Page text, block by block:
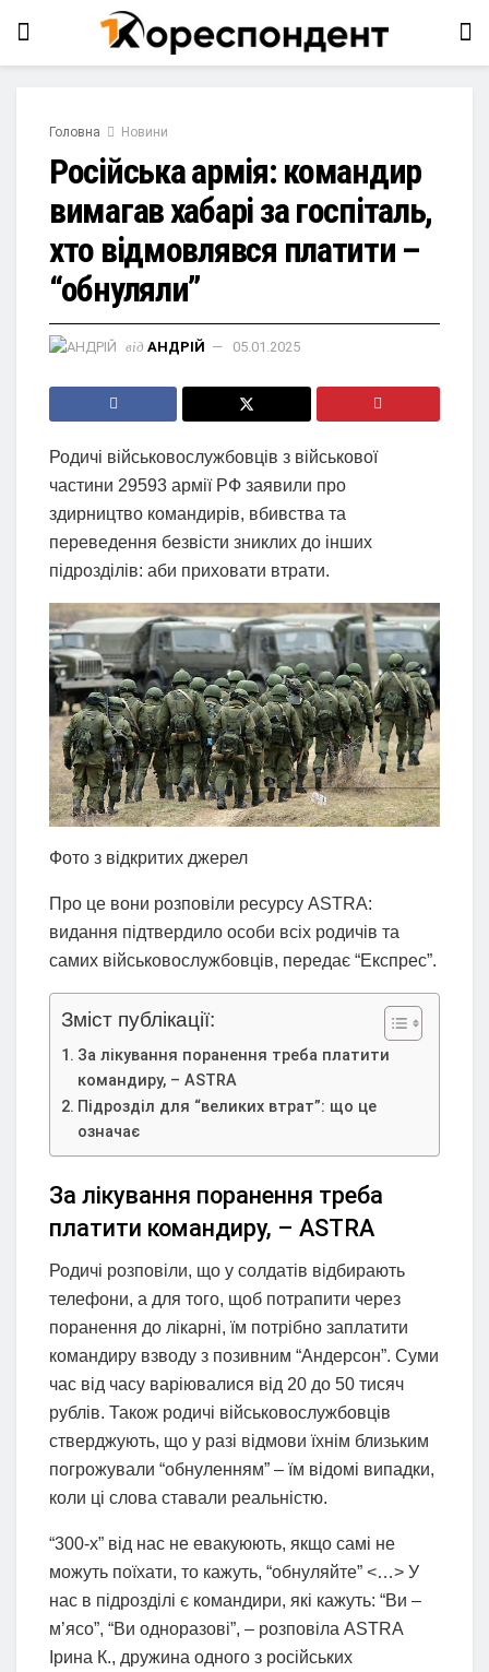
Головна Новини
Російська армія: командир
вимагав хабарі за госпіталь,
хто відмовлявся платити –
“обнуляли”
від АНДРІЙ 05.01.2025
Родичі військовослужбовців з військової
частини 29593 армії РФ заявили про
здирництво командирів, вбивства та
переведення безвісти зниклих до інших
підрозділів: аби приховати втрати.
Фото з відкритих джерел
Про це вони розповіли ресурсу ASTRA:
видання підтвердило особи всіх родичів та
самих військовослужбовців, передає “Експрес”.
Зміст публікації:
За лікування поранення треба платити
командиру, – ASTRA
Підрозділ для “великих втрат”: що це
означає
За лікування поранення треба
платити командиру, – ASTRA
Родичі розповіли, що у солдатів відбирають
телефони, а для того, щоб потрапити через
поранення до лікарні, їм потрібно заплатити
командиру взводу з позивним “Андерсон”. Суми
час від часу варіювалися від 20 до 50 тисяч
рублів. Також родичі військовослужбовців
стверджують, що у разі відмови їхнім близьким
погрожували “обнуленням” – їм відомі випадки,
коли ці слова ставали реальністю.
“300-х” від нас не евакуюють, якщо самі не
можуть поїхати, то кажуть, “обнуляйте” <…> У
нас в підрозділі є командири, які кажуть: “Ви –
м’ясо”, “Ви одноразові”, – розповіла ASTRA
Ірина К., дружина одного з російських